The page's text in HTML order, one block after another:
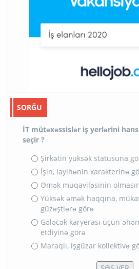
SORĞU
İT mütəxəssislər iş yerlərini
seçir ?
Şirkətin yüksək statusuna
İşin, layihənin xarakterinə
Əmək müqaviləsinin
Yüksək əmək haqqına,
güzəştlərə görə
Gələcək karyerası üçün
etdiyinə görə
Maraqlı, işgüzar kollektivə